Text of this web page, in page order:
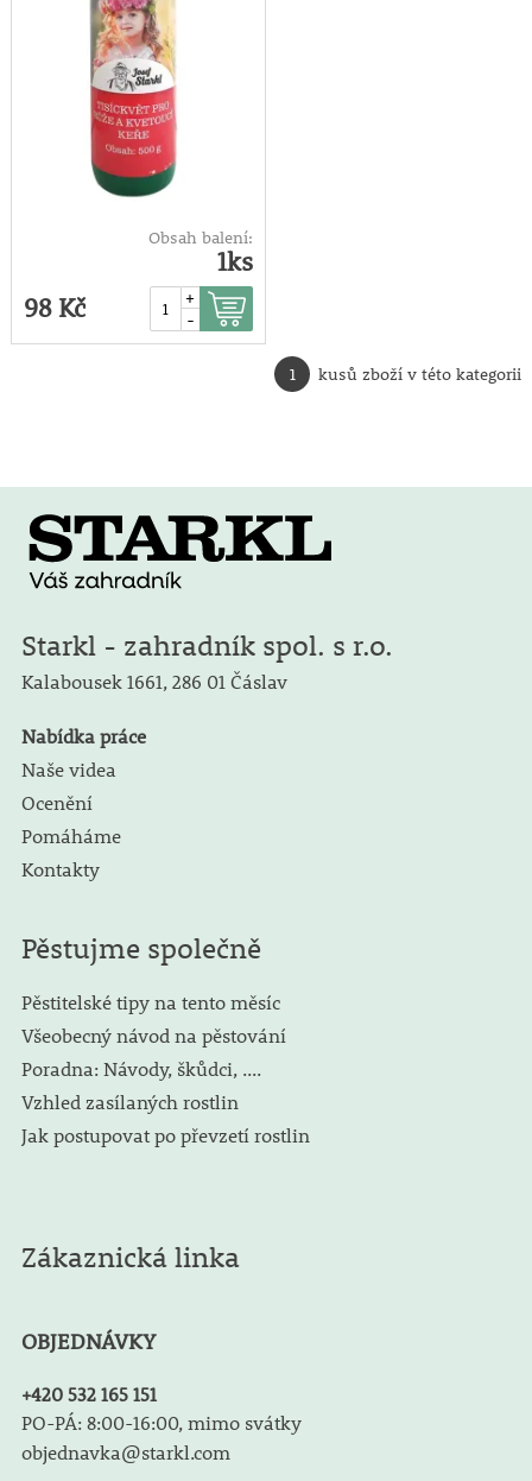
Obsah balení:
1ks
98 Kč
+
-
1 kusů zboží v této kategorii
Starkl - zahradník spol. s r.o.
Kalabousek 1661, 286 01 Čáslav
Nabídka práce
Naše videa
Ocenění
Pomáháme
Kontakty
Pěstujme společně
Pěstitelské tipy na tento měsíc
Všeobecný návod na pěstování
Poradna: Návody, škůdci, ....
Vzhled zasílaných rostlin
Jak postupovat po převzetí rostlin
Zákaznická linka
OBJEDNÁVKY
+420 532 165 151
PO-PÁ: 8:00-16:00, mimo svátky
objednavka@starkl.com